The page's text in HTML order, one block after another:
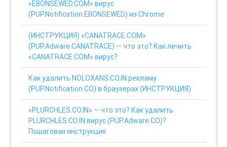
«EBONSEWED.COM» вирус
(PUP.Notification.EBONSEWED) из Chrome
(ИНСТРУКЦИЯ) «CANATRACE.COM»
(PUP.Adware.CANATRACE) — что это? Как лечить
«CANATRACE.COM» вирус?
Как удалить NOLOXANS.CO.IN рекламу
(PUP.Notification.CO) в браузерах (ИНСТРУКЦИЯ)
«PLURCHLES.CO.IN» — что это? Как удалить
PLURCHLES.CO.IN вирус (PUP.Adware.CO)?
Пошаговая инструкция